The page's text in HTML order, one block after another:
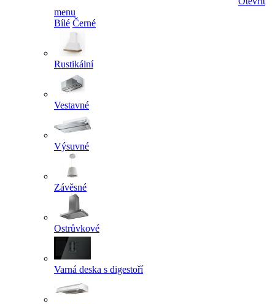
menu
Bílé Černé
Rustikální
Vestavné
Výsuvné
Závěsné
Ostrůvkové
Varná deska s digestoří